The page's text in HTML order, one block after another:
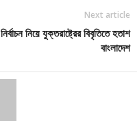
Next article
নির্বাচন নিয়ে যুক্তরাষ্ট্রের বিবৃতিতে হতাশ
বাংলাদেশ